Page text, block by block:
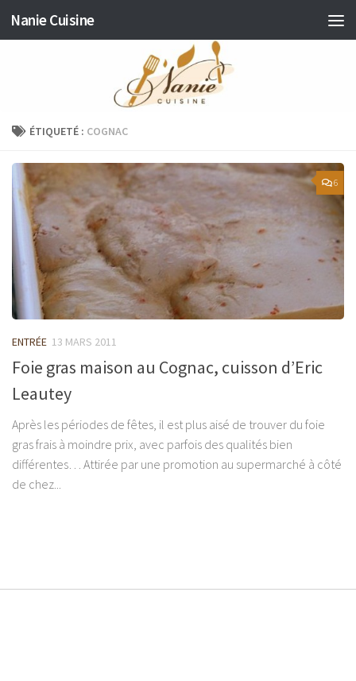
Skip to content
Nanie Cuisine
ÉTIQUETÉ : COGNAC
6
ENTRÉE 13 MARS 2011
Foie gras maison au Cognac, cuisson d’Eric
Leautey
Après les périodes de fêtes, il est plus aisé de trouver du foie
gras frais à moindre prix, avec parfois des qualités bien
différentes… Attirée par une promotion au supermarché à côté
de chez...